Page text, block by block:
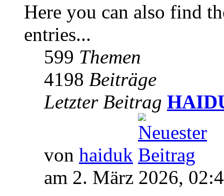
Here you can also find
entries...
599 Themen
4198 Beiträge
Letzter Beitrag
von haiduk
am 2. März 2026,